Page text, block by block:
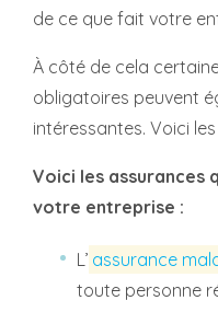
de ce que fait votre
À côté de cela
obligatoires peuvent
intéressantes. Voici
Voici les assurances
votre entreprise :
L’ assurance
toute personne